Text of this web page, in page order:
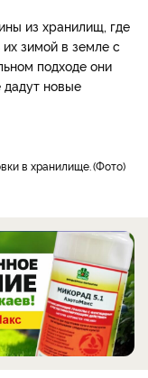
из хранилищ, где
зимой в земле с
подходе они
дадут новые
в хранилище. Фото